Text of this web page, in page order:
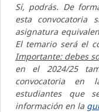
Sí, podrás. De
esta convocatoria
asignatura
El temario será el
Importante: debes
en el 2024/25
convocatoria en
estudiantes que
información en la